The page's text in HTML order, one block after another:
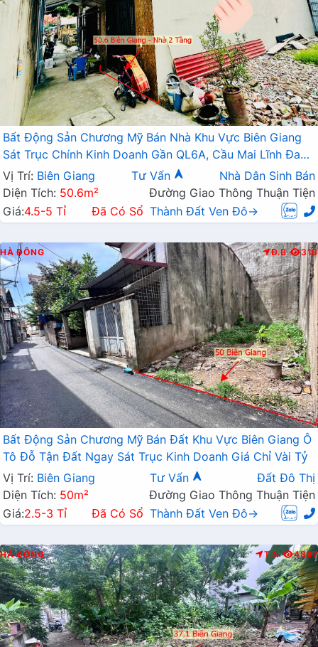
Bất Động Sản Chương Mỹ Bán Nhà Khu Vực Biên Giang
Sát Trục Chính Kinh Doanh Gần QL6A, Cầu Mai Lĩnh Đang
Mở Rộng
Vị Trí: Biên Giang Tư Vấn
Nhà Dân Sinh Bán
Diện Tích: 50.6m²
Đường Giao Thông Thuận Tiện
Giá:4.5-5 Tỉ Đã Có Sổ Thành Đất Ven Đô→
HÀ ĐÔNG Đ.B 316
Bất Động Sản Chương Mỹ Bán Đất Khu Vực Biên Giang Ô
Tô Đỗ Tận Đất Ngay Sát Trục Kinh Doanh Giá Chỉ Vài Tỷ
Vị Trí: Biên Giang Tư Vấn
Đất Đô Thị
Diện Tích: 50m²
Đường Giao Thông Thuận Tiện
Giá:2.5-3 Tỉ Đã Có Sổ Thành Đất Ven Đô→
HÀ ĐÔNG T.N 4897